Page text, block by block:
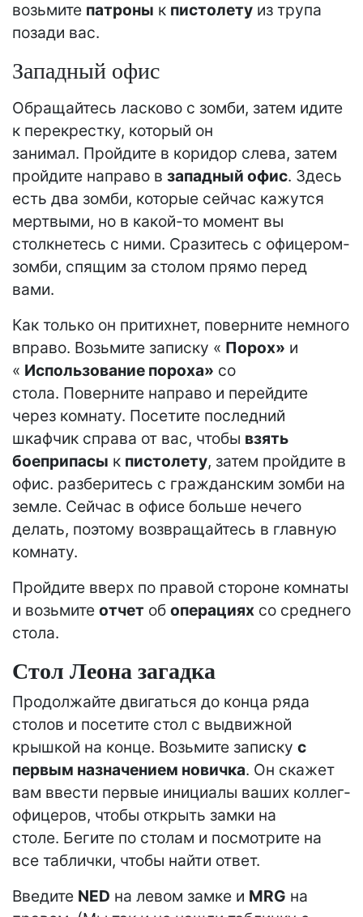
возьмите патроны к пистолету из трупа
позади вас.
Западный офис
Обращайтесь ласково с зомби, затем идите
к перекрестку, который он
занимал. Пройдите в коридор слева, затем
пройдите направо в западный офис. Здесь
есть два зомби, которые сейчас кажутся
мертвыми, но в какой-то момент вы
столкнетесь с ними. Сразитесь с офицером-
зомби, спящим за столом прямо перед
вами.
Как только он притихнет, поверните немного
вправо. Возьмите записку « Порох» и
« Использование пороха» со
стола. Поверните направо и перейдите
через комнату. Посетите последний
шкафчик справа от вас, чтобы взять
боеприпасы к пистолету, затем пройдите в
офис. разберитесь с гражданским зомби на
земле. Сейчас в офисе больше нечего
делать, поэтому возвращайтесь в главную
комнату.
Пройдите вверх по правой стороне комнаты
и возьмите отчет об операциях со среднего
стола.
Стол Леона загадка
Продолжайте двигаться до конца ряда
столов и посетите стол с выдвижной
крышкой на конце. Возьмите записку с
первым назначением новичка. Он скажет
вам ввести первые инициалы ваших коллег-
офицеров, чтобы открыть замки на
столе. Бегите по столам и посмотрите на
все таблички, чтобы найти ответ.
Введите NED на левом замке и MRG на